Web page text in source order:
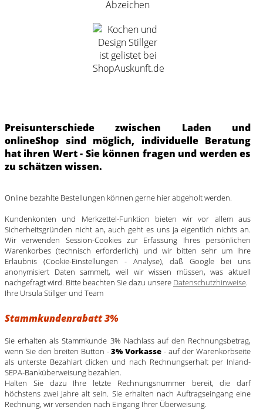
Preisunterschiede zwischen Laden und
onlineShop sind möglich, individuelle Beratung
hat ihren Wert - Sie können fragen und werden es
zu schätzen wissen.
Online bezahlte Bestellungen können gerne hier abgeholt werden.
Kundenkonten und Merkzettel-Funktion bieten wir vor allem aus
Sicherheitsgründen nicht an, auch geht es uns ja eigentlich nichts an.
Wir verwenden Session-Cookies zur Erfassung Ihres persönlichen
Warenkorbes (technisch erforderlich) und wir bitten sehr um Ihre
Erlaubnis (Cookie-Einstellungen - Analyse), daß Google bei uns
anonymisiert Daten sammelt, weil wir wissen müssen, was aktuell
nachgefragt wird. Bitte beachten Sie dazu unsere Datenschutzhinweise.
Ihre Ursula Stillger und Team
Stammkundenrabatt 3%
Sie erhalten als Stammkunde 3% Nachlass auf den Rechnungsbetrag,
wenn Sie den breiten Button -3% Vorkasse - auf der Warenkorbseite
als unterste Bezahlart clicken und nach Rechnungserhalt per Inland-
SEPA-Banküberweisung bezahlen.
Halten Sie dazu Ihre letzte Rechnungsnummer bereit, die darf
höchstens zwei Jahre alt sein. Sie erhalten nach Auftragseingang eine
Rechnung, wir versenden nach Eingang Ihrer Überweisung.